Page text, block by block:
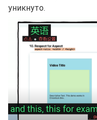
уникнуто.